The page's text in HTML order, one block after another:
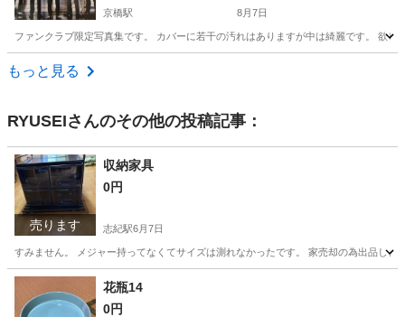
京橋駅 8月7日
ファンクラブ限定写真集です。 カバーに若干の汚れはありますが中は綺麗です。 欲
大阪 大阪市
もっと見る
RYUSEIさんのその他の投稿記事：
売ります
収納家具
0円
志紀駅6月7日
すみません。 メジャー持ってなくてサイズは測れなかったです。 家売却の為出品し
大阪 八尾市 志紀駅
花瓶14
0円